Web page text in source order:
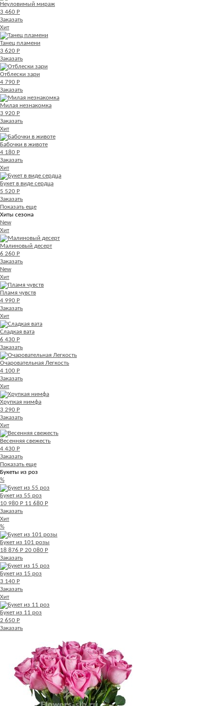
Неуловимый мираж
3 460 Р
Заказать
Хит
Танец пламени
3 620 Р
Заказать
Отблески зари
4 790 Р
Заказать
Милая незнакомка
3 920 Р
Заказать
Хит
Бабочки в животе
4 180 Р
Заказать
Хит
Букет в виде сердца
5 520 Р
Заказать
Показать еще
Хиты сезона
New
Хит
Малиновый десерт
6 260 Р
Заказать
New
Хит
Пламя чувств
4 990 Р
Заказать
Хит
Сладкая вата
6 430 Р
Заказать
Очаровательная Легкость
4 100 Р
Заказать
Хит
Хрупкая нимфа
3 290 Р
Заказать
Хит
Весенняя свежесть
4 430 Р
Заказать
Показать еще
Букеты из роз
%
Букет из 55 роз
10 980 Р 11 680 Р
Заказать
Хит
%
Букет из 101 розы
18 876 Р 20 080 Р
Заказать
Букет из 15 роз
3 140 Р
Заказать
Хит
Букет из 11 роз
2 650 Р
Заказать